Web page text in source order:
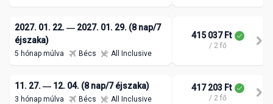
2027. 01. 22. ― 2027. 01. 29. (8 nap/7
éjszaka)
5 hónap múlva Bécs All Inclusive
415 037 Ft
/ 2 fő
11. 27. ― 12. 04. (8 nap/7 éjszaka)
3 hónap múlva Bécs All Inclusive
417 203 Ft
/ 2 fő